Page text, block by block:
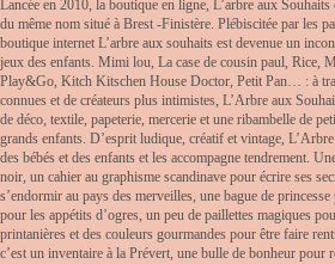
Lancée en 2010, la boutique en ligne, L’arbre aux
du même nom situé à Brest -Finistère. Plébiscitée par les
boutique internet L’arbre aux souhaits est devenue un
jeux des enfants. Mimi lou, La case de cousin paul, Rice,
Play&Go, Kitch Kitschen House Doctor, Petit Pan… : à
connues et de créateurs plus intimistes, L’Arbre aux
de déco, textile, papeterie, mercerie et une ribambelle de
grands enfants. D’esprit ludique, créatif et vintage,
des bébés et des enfants et les accompagne tendrement.
noir, un cahier au graphisme scandinave pour écrire ses
s’endormir au pays des merveilles, une bague de
pour les appétits d’ogres, un peu de paillettes magiques
printanières et des couleurs gourmandes pour être faire
c’est un inventaire à la Prévert, une bulle de bonheur pour